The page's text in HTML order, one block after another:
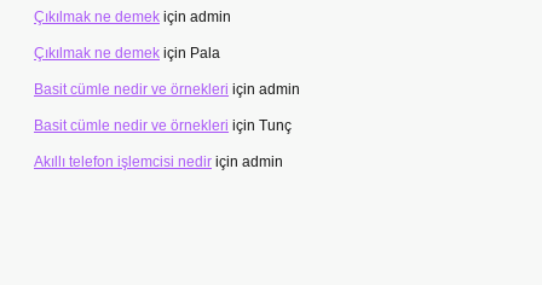
Çıkılmak ne demek için admin
Çıkılmak ne demek için Pala
Basit cümle nedir ve örnekleri için admin
Basit cümle nedir ve örnekleri için Tunç
Akıllı telefon işlemcisi nedir için admin